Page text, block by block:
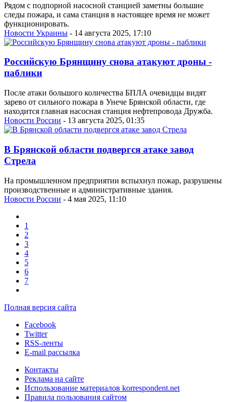
Рядом с подпорной насосной станцией заметны большие
следы пожара, и сама станция в настоящее время не может
функционировать.
Новости Украины - 14 августа 2025, 17:10
Российскую Брянщину снова атакуют дроны -
паблики
После атаки большого количества БПЛА очевидцы видят
зарево от сильного пожара в Унече Брянской области, где
находится главная насосная станция нефтепровода Дружба.
Новости России - 13 августа 2025, 01:35
В Брянской области подвергся атаке завод
Стрела
На промышленном предприятии вспыхнул пожар, разрушены
производственные и административные здания.
Новости России - 4 мая 2025, 11:10
1
2
3
4
5
6
7
Полная версия сайта
Facebook
Twitter
RSS-ленты
E-mail рассылка
Контакты
Реклама на сайте
Использование материалов korrespondent.net
Правила пользования сайтом